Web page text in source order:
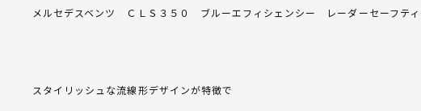
メルセデスベンツ ＣＬＳ３５０ ブルーエフィシェンシー レーダーセーフティ
スタイリッシュな流線形デザインが特徴で